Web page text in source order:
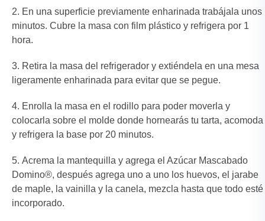
En una superficie previamente enharinada trabájala unos
minutos. Cubre la masa con film plástico y refrigera por 1
hora.
Retira la masa del refrigerador y extiéndela en una mesa
ligeramente enharinada para evitar que se pegue.
Enrolla la masa en el rodillo para poder moverla y
colocarla sobre el molde donde hornearás tu tarta, acomoda
y refrigera la base por 20 minutos.
Acrema la mantequilla y agrega el Azúcar Mascabado
Domino®, después agrega uno a uno los huevos, el jarabe
de maple, la vainilla y la canela, mezcla hasta que todo esté
incorporado.